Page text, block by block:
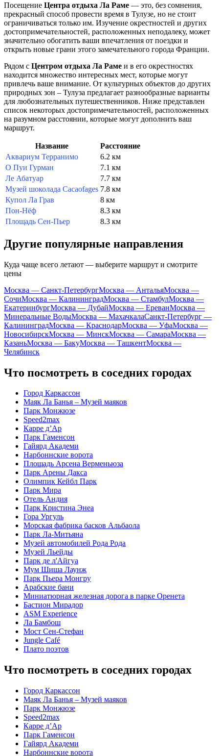
Посещение Центра отдыха Ла Раме — это, без сомнения,
прекрасный способ провести время в Тулузе, но не стоит
ограничиваться только им. Изучение окрестностей и других
достопримечательностей, расположенных неподалеку, может
значительно обогатить ваши впечатления от поездки и
открыть новые грани этого замечательного города Франции.
Рядом с Центром отдыха Ла Раме и в его окрестностях
находится множество интересных мест, которые могут
привлечь ваше внимание. От культурных объектов до других
природных зон – Тулуза предлагает разнообразные варианты
для любознательных путешественников. Ниже представлен
список некоторых достопримечательностей, расположенных
на разумном расстоянии, которые могут дополнить ваш
маршрут.
Название
Расстояние
Аквариум Терранимо
6.2 км
О Пуи Гурман
7.1 км
Ле Абатуар
7.7 км
Музей шоколада Cacaofages 7.8 км
Купол Ла Грав
8 км
Пон-Нёф
8.3 км
Площадь Сен-Пьер
8.3 км
Другие популярные направления
Куда чаще всего летают — выберите маршрут и смотрите
цены
Москва — Санкт-ПетербургМосква — АнтальяМосква —
СочиМосква — КалининградМосква — СтамбулМосква —
ЕкатеринбургМосква — ДубайМосква — ЕреванМосква —
Минеральные ВодыМосква — МахачкалаСанкт-Петербург —
КалининградМосква — КраснодарМосква — УфаМосква —
НовосибирскМосква — МинскМосква — СамараМосква —
КазаньМосква — БакуМосква — ТашкентМосква —
Челябинск
Что посмотреть в соседних городах
Город Каркассон
Маяк Ла Банья – Музей маяков
Парк Монжюзе
Speed2max
Карре д’Ар
Парк Гаменсон
Гайярд Академи
Нарбоннские ворота
Площадь Арсена Верменьюза
Парк Арены Дакса
Олимпик Кейбл Парк
Парк Мира
Отель Андия
Парк Кристина Энеа
Гора Ургуль
Морская фабрика басков Альбаола
Парк Ла-Митьяна
Музей автомобилей Рода Рода
Музей Льейды
Парк де л'Айгуа
Мум Шиша Лаунж
Парк Пьера Монгру
Арабские бани
Миниатюрная железная дорога в парке Оренета
Бастион Мирадор
ASM Experience
Ла Бамбош
Мост Сен-Стефан
Jungle Café
Плато поэтов
Что посмотреть в соседних городах
Город Каркассон
Маяк Ла Банья – Музей маяков
Парк Монжюзе
Speed2max
Карре д’Ар
Парк Гаменсон
Гайярд Академи
Нарбоннские ворота